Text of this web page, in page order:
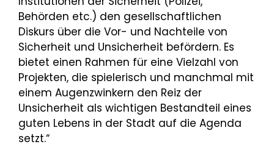
Behörden etc.) den gesellschaftlichen
Diskurs über die Vor- und Nachteile von
Sicherheit und Unsicherheit befördern. Es
bietet einen Rahmen für eine Vielzahl von
Projekten, die spielerisch und manchmal mit
einem Augenzwinkern den Reiz der
Unsicherheit als wichtigen Bestandteil eines
guten Lebens in der Stadt auf die Agenda
setzt.“